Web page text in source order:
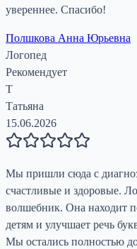
увереннее. Спасибо!
Полшкова Анна Юрьевна
Логопед
Рекомендует
Т
Татьяна
15.06.2026
Мы пришли сюда с
счастливые и здоровые.
волшебник. Она находит
детям и улучшает речь
Мы остались полностью